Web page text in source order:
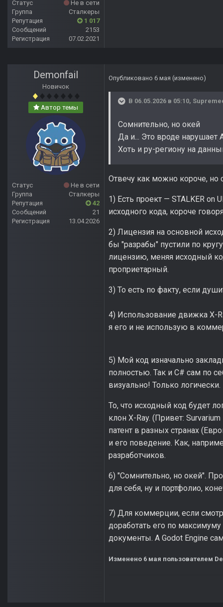
Статус
Не в сети
Группа
Сталкеры
Репутация
1 017
Сообщений
2153
Регистрация
07.02.2021
Demonfail
Новичок
Автор темы
Статус
Не в сети
Группа
Сталкеры
Репутация
42
Сообщений
21
Регистрация
13.04.2026
Опубликовано 6 мая (изменено)
В 06.05.2026 в 05:10,
Сомнительно, но окей
Да и... Это вроде нарушает
Хоть и ру-региону на
Отвечу как можно короче, но
1) Есть проект — STALKER
исходного кода, короче
2) Лицензия на основной
бы "разрабы" пустили по
лицензию, меняя исходный
проприетарный.
3) То есть по факту, если
4) Использование движка X-
я его и не использую в
5) Мой код изначально
полностью. Так и C# сам по
визуально! Только логически.
То, что исходный код будет
клон X-Ray. (Привет:
патент в разных странах
и его поведение. Как,
разработчиков.
6) "Сомнительно, но окей".
для себя, ну и портфолио,
7) Для коммерции, если
доработать его по
документы. А Godot Engine
Изменено 6 мая пользователем